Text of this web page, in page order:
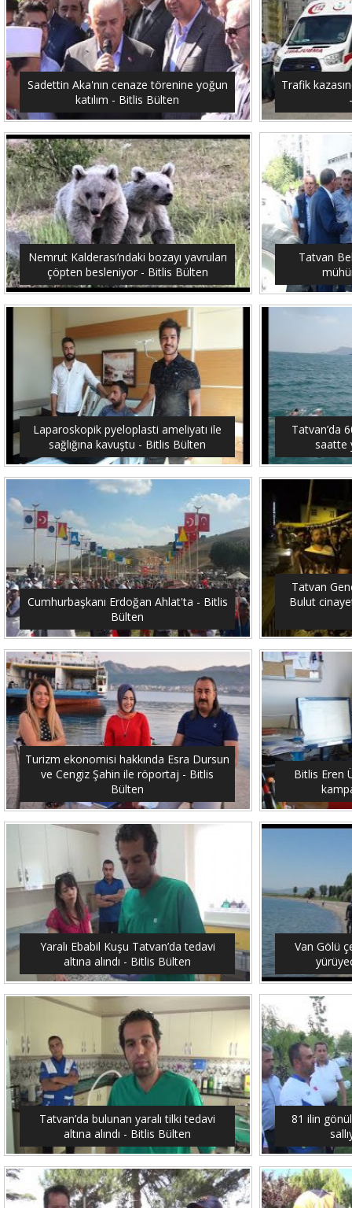
Sadettin Aka'nın cenaze törenine yoğun
katılım - Bitlis Bülten
Trafik
Nemrut Kalderası’ndaki bozayı yavruları
çöpten besleniyor - Bitlis Bülten
Tatvan
Laparoskopik pyeloplasti ameliyatı ile
sağlığına kavuştu - Bitlis Bülten
Tatvan’da
saatte
Cumhurbaşkanı Erdoğan Ahlat'ta - Bitlis
Bülten
Tatvan
Bulut
Turizm ekonomisi hakkında Esra Dursun
ve Cengiz Şahin ile röportaj - Bitlis
Bülten
Bitlis Eren
Yaralı Ebabil Kuşu Tatvan’da tedavi
altına alındı - Bitlis Bülten
Van Gölü
Tatvan’da bulunan yaralı tilki tedavi
altına alındı - Bitlis Bülten
81 ilin